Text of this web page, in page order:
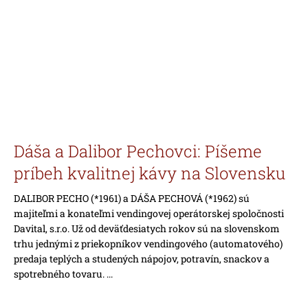
Dáša a Dalibor Pechovci: Píšeme
príbeh kvalitnej kávy na Slovensku
DALIBOR PECHO (*1961) a DÁŠA PECHOVÁ (*1962) sú
majiteľmi a konateľmi vendingovej operátorskej spoločnosti
Davital, s.r.o. Už od deväťdesiatych rokov sú na slovenskom
trhu jednými z priekopníkov vendingového (automatového)
predaja teplých a studených nápojov, potravín, snackov a
spotrebného tovaru. ...